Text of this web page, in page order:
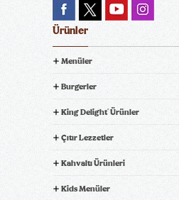
Ürünler
Menüler
Burgerler
King Delight®Ürünler
Çıtır Lezzetler
Kahvaltı Ürünleri
Kids Menüler